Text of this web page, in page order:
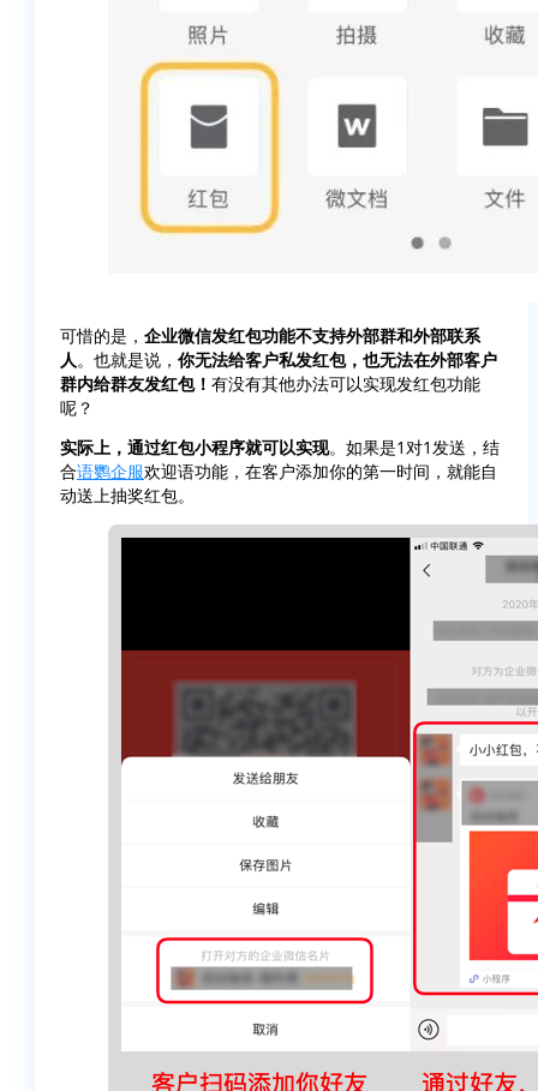
可惜的是， 企业微信发红包功能不支持外部群和外部联系
人 。也就是说， 你无法给客户私发红包，也无法在外部客户
群内给群友发红包！ 有没有其他办法可以实现发红包功能
呢？
实际上，通过红包小程序就可以实现。如果是1对1发送，结
合语鹦企服欢迎语功能，在客户添加你的第一时间，就能自
动送上抽奖红包。